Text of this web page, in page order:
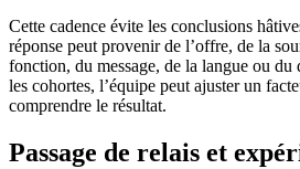
Cette cadence évite les conclusions
réponse peut provenir de l’offre, de la
fonction, du message, de la langue ou du
les cohortes, l’équipe peut ajuster un
comprendre le résultat.
Passage de relais et